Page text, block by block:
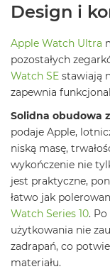
o
k
e
o
5
2
G
M
a
c
B
o
o
k
A
i
r
Design i
Apple Watch Ultra
pozostałych
Watch SE stawiają
zapewnia
Solidna obudowa
podaje Apple,
niską masę,
wykończenie nie
jest praktyczne,
łatwo jak
Watch Series 10.
użytkowania nie
zadrapań, co
materiału.